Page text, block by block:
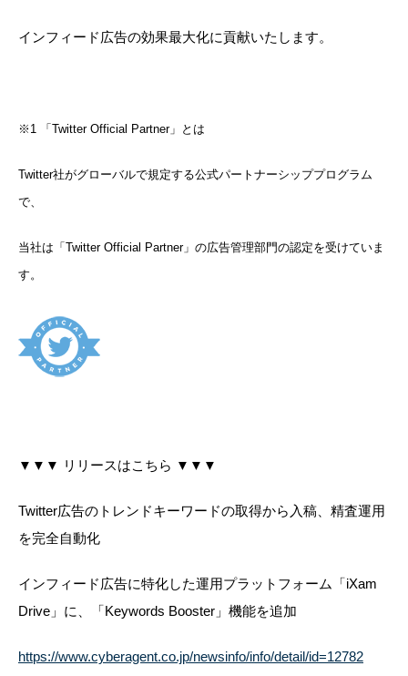
インフィード広告の効果最大化に貢献いたします。
※1 「Twitter Official Partner」とは
Twitter社がグローバルで規定する公式パートナーシッププログラム
で、
当社は「Twitter Official Partner」の広告管理部門の認定を受けていま
す。
▼▼▼ リリースはこちら ▼▼▼
Twitter広告のトレンドキーワードの取得から入稿、精査運用
を完全自動化
インフィード広告に特化した運用プラットフォーム「iXam
Drive」に、「Keywords Booster」機能を追加
https://www.cyberagent.co.jp/newsinfo/info/detail/id=12782